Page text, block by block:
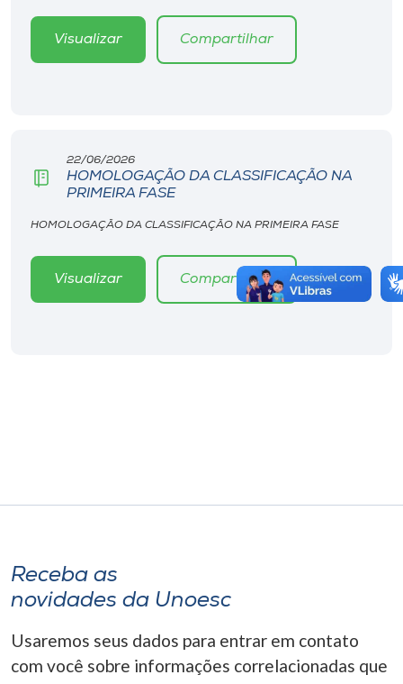
Visualizar Compartilhar
22/06/2026
HOMOLOGAÇÃO DA CLASSIFICAÇÃO NA
PRIMEIRA FASE
HOMOLOGAÇÃO DA CLASSIFICAÇÃO NA PRIMEIRA FASE
Visualizar Compartilhar
Receba as
novidades da Unoesc
Usaremos seus dados para entrar em contato
com você sobre informações correlacionadas que